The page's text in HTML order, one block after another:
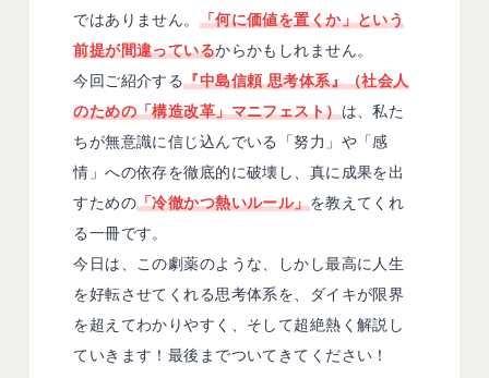
ではありません。 「何に価値を置くか」という
前提が間違っているからかもしれません。
今回ご紹介する『中島信頼 思考体系』（社会人
のための「構造改革」マニフェスト）は、私た
ちが無意識に信じ込んでいる「努力」や「感
情」への依存を徹底的に破壊し、真に成果を出
すための「冷徹かつ熱いルール」を教えてくれ
る一冊です。
今日は、この劇薬のような、しかし最高に人生
を好転させてくれる思考体系を、ダイキが限界
を超えてわかりやすく、そして超絶熱く解説し
ていきます！最後までついてきてください！